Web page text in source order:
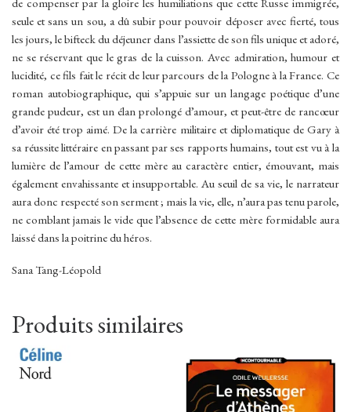
seule et sans un sou, a dû subir pour pouvoir déposer avec fierté, tous
les jours, le bifteck du déjeuner dans l’assiette de son fils unique et adoré,
ne se réservant que le gras de la cuisson. Avec admiration, humour et
lucidité, ce fils fait le récit de leur parcours de la Pologne à la France. Ce
roman autobiographique, qui s’appuie sur un langage poétique d’une
grande pudeur, est un élan prolongé d’amour, et peut-être de rancœur
d’avoir été trop aimé. De la carrière militaire et diplomatique de Gary à
sa réussite littéraire en passant par ses rapports humains, tout est vu à la
lumière de l’amour de cette mère au caractère entier, émouvant, mais
également envahissante et insupportable. Au seuil de sa vie, le narrateur
aura donc respecté son serment ; mais la vie, elle, n’aura pas tenu parole,
ne comblant jamais le vide que l’absence de cette mère formidable aura
laissé dans la poitrine du héros.
Sana Tang-Léopold
Produits similaires